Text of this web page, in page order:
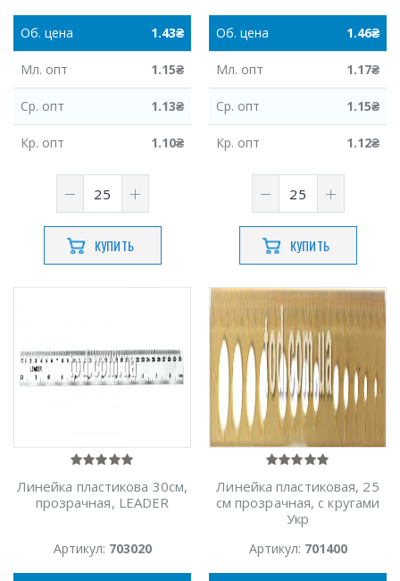
Об. цена 1.43₴
Мл. опт 1.15₴
Ср. опт 1.13₴
Кр. опт 1.10₴
КУПИТЬ
Об. цена 1.46₴
Мл. опт 1.17₴
Ср. опт 1.15₴
Кр. опт 1.12₴
КУПИТЬ
Линейка пластикова 30см,
прозрачная, LEADER
Артикул: 703020
Линейка пластиковая, 25
см прозрачная, с кругами
Укр
Артикул: 701400